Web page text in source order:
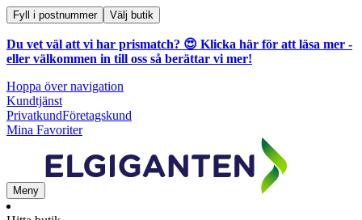
Fyll i postnummer Välj butik
Du vet väl att vi har prismatch? 😍 Klicka här för att läsa mer -
eller välkommen in till oss så berättar vi mer!
Hoppa över navigation
Kundtjänst
PrivatkundFöretagskund
Mina Favoriter
Meny